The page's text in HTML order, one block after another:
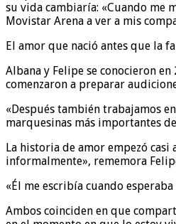
su vida cambiaría: «Cuando me
Movistar Arena a ver a mis
El amor que nació antes que la
Albana y Felipe se conocieron
comenzaron a preparar
«Después también trabajamos
marquesinas más importantes
La historia de amor empezó
informalmente», rememora
«Él me escribía cuando
Ambos coinciden en que